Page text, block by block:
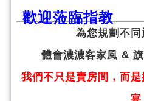
歡迎蒞臨指教
為您規劃不同
體會濃濃客家風 &
我們不只是賣房間，而
宴